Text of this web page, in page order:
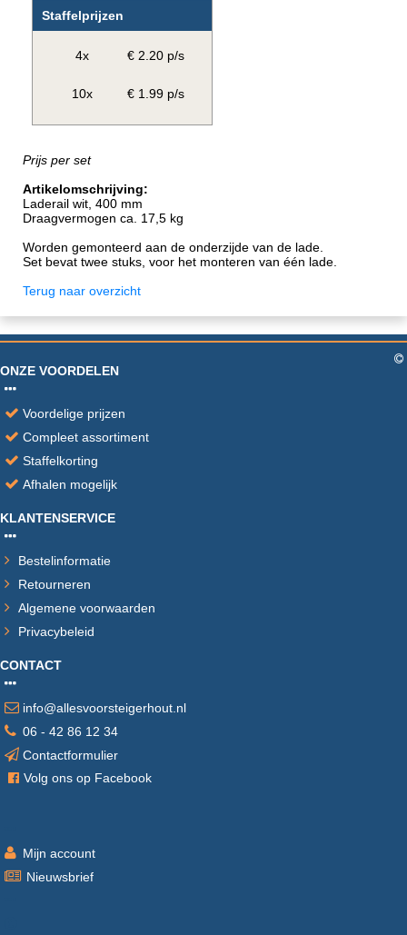
Staffelprijzen
4x € 2.20 p/s
10x € 1.99 p/s
Prijs per set
Artikelomschrijving:
Laderail wit, 400 mm
Draagvermogen ca. 17,5 kg
Worden gemonteerd aan de onderzijde van de lade.
Set bevat twee stuks, voor het monteren van één lade.
Terug naar overzicht
ONZE VOORDELEN
Voordelige prijzen
Compleet assortiment
Staffelkorting
Afhalen mogelijk
KLANTENSERVICE
Bestelinformatie
Retourneren
Algemene voorwaarden
Privacybeleid
CONTACT
info@allesvoorsteigerhout.nl
06 - 42 86 12 34
Contactformulier
Volg ons op Facebook
Mijn account
Nieuwsbrief